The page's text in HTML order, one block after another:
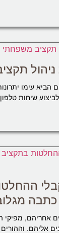
ניהול
הביא עימו
שיחות
אחריהם, מפיקי
אליהם.